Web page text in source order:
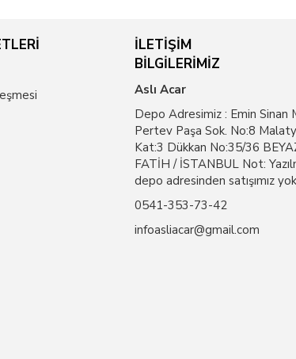
İLETİŞİM
BİLGİLERİMİZ
Aslı Acar
Depo Adresimiz : Emin Sinan
Pertev Paşa Sok. No:8
Kat:3 Dükkan No:35/36
FATİH / İSTANBUL Not:
depo adresinden satışımız
0541-353-73-42
infoasliacar@gmail.com